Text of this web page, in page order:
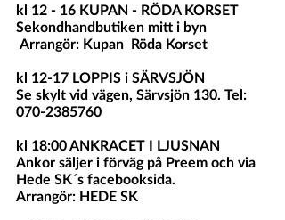
kl 12 - 16 KUPAN - RÖDA KORSET
Sekondhandbutiken mitt i byn
Arrangör: Kupan  Röda Korset
kl 12-17 LOPPIS i SÄRVSJÖN
Se skylt vid vägen, Särvsjön 130. Tel:
070-2385760
kl 18:00 ANKRACET I LJUSNAN
Ankor säljer i förväg på Preem och via
Hede SK´s facebooksida.
Arrangör: HEDE SK